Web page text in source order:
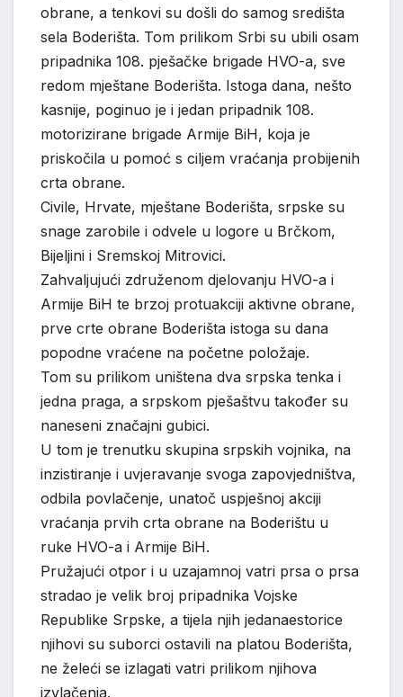
obrane, a tenkovi su došli do samog središta
sela Boderišta. Tom prilikom Srbi su ubili osam
pripadnika 108. pješačke brigade HVO-a, sve
redom mještane Boderišta. Istoga dana, nešto
kasnije, poginuo je i jedan pripadnik 108.
motorizirane brigade Armije BiH, koja je
priskočila u pomoć s ciljem vraćanja probijenih
crta obrane.
Civile, Hrvate, mještane Boderišta, srpske su
snage zarobile i odvele u logore u Brčkom,
Bijeljini i Sremskoj Mitrovici.
Zahvaljujući združenom djelovanju HVO-a i
Armije BiH te brzoj protuakciji aktivne obrane,
prve crte obrane Boderišta istoga su dana
popodne vraćene na početne položaje.
Tom su prilikom uništena dva srpska tenka i
jedna praga, a srpskom pješaštvu također su
naneseni značajni gubici.
U tom je trenutku skupina srpskih vojnika, na
inzistiranje i uvjeravanje svoga zapovjedništva,
odbila povlačenje, unatoč uspješnoj akciji
vraćanja prvih crta obrane na Boderištu u
ruke HVO-a i Armije BiH.
Pružajući otpor i u uzajamnoj vatri prsa o prsa
stradao je velik broj pripadnika Vojske
Republike Srpske, a tijela njih jedanaestorice
njihovi su suborci ostavili na platou Boderišta,
ne želeći se izlagati vatri prilikom njihova
izvlačenja.